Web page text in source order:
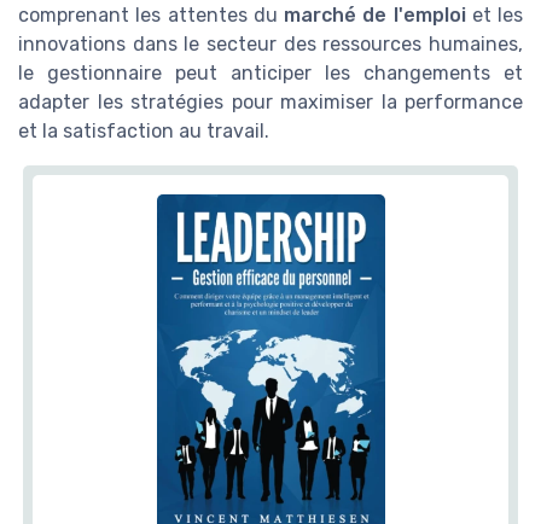
comprenant les attentes du marché de l'emploiet les
innovations dans le secteur des ressources humaines,
le gestionnaire peut anticiper les changements et
adapter les stratégies pour maximiser la performance
et la satisfaction au travail.